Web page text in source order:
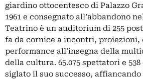
giardino ottocentesco di Palazzo
1961 e consegnato all’abbandono
Teatrino è un auditorium di 255
fa da cornice a incontri, proiezioni,
performance all’insegna della
della cultura. 65.075 spettatori e
siglato il suo successo,